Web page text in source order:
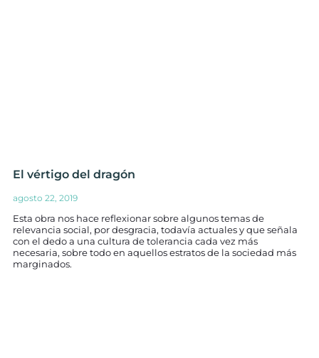
El vértigo del dragón
agosto 22, 2019
Esta obra nos hace reflexionar sobre algunos temas de
relevancia social, por desgracia, todavía actuales y que señala
con el dedo a una cultura de tolerancia cada vez más
necesaria, sobre todo en aquellos estratos de la sociedad más
marginados.